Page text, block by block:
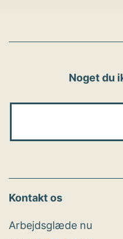
Noget du
Kontakt os
Arbejdsglæde nu